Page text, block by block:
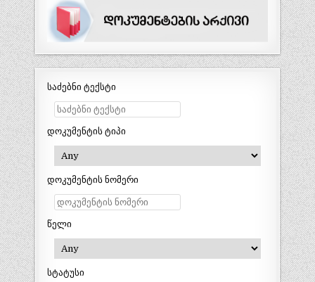
საძებნი ტექსტი
დოკუმენტის ტიპი
დოკუმენტის ნომერი
წელი
სტატუსი